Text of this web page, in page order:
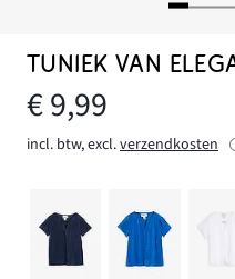
TUNIEK VAN
€ 9,99
incl. btw, excl.verzendkosten